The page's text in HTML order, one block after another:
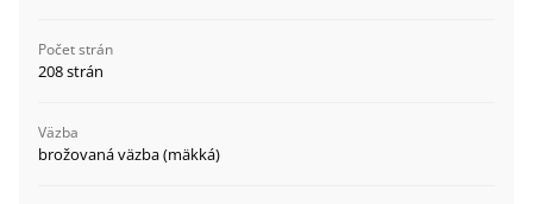
Počet strán
208 strán
Väzba
brožovaná väzba (mäkká)